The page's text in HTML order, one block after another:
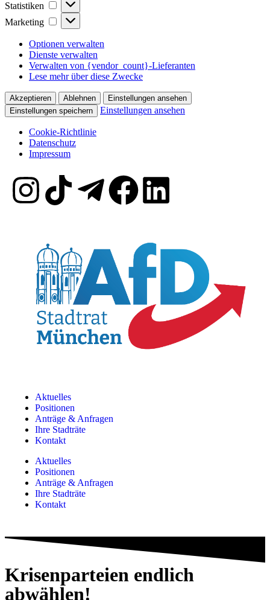
Statistiken
Marketing
Optionen verwalten
Dienste verwalten
Verwalten von {vendor_count}-Lieferanten
Lese mehr über diese Zwecke
Akzeptieren Ablehnen
Einstellungen ansehen
Einstellungen speichern
Einstellungen ansehen
Cookie-Richtlinie
Datenschutz
Impressum
Aktuelles
Positionen
Anträge & Anfragen
Ihre Stadträte
Kontakt
Aktuelles
Positionen
Anträge & Anfragen
Ihre Stadträte
Kontakt
Krisenparteien endlich
abwählen!